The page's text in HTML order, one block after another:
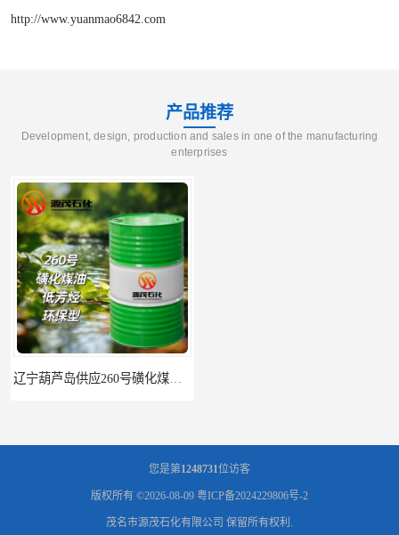
http://www.yuanmao6842.com
产品推荐
Development, design, production and sales in one of the manufacturing
enterprises
您是第1248731位访客
版权所有 ©2026-08-09 粤ICP备2024229806号-2
茂名市源茂石化有限公司 保留所有权利.